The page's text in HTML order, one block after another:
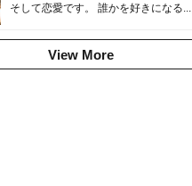
そして恋愛です。 誰かを好きになる...
View More